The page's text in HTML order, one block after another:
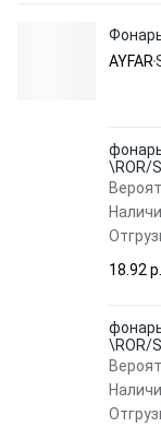
AYFAR
\ROR/
18.92 p.
\ROR/